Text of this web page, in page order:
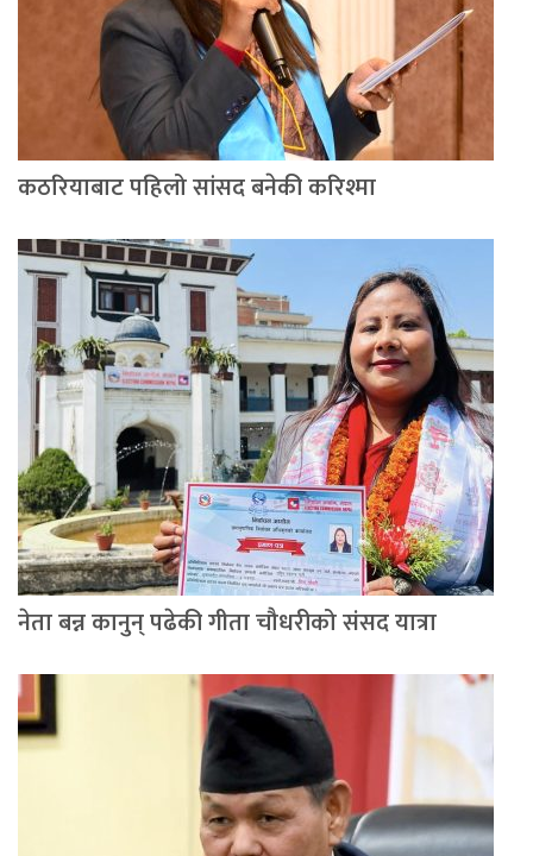
कठरियाबाट पहिलो सांसद बनेकी करिश्मा
नेता बन्न कानुन् पढेकी गीता चौधरीको संसद यात्रा